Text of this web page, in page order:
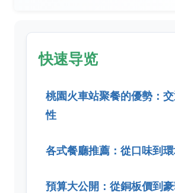
快速导览
桃園火車站聚餐的優勢：交
性
各式餐廳推薦：從口味到
預算大公開：從銅板價到